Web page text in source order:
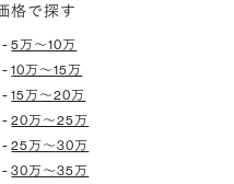
格で探す
-5万〜10万
-10万〜15万
-15万〜20万
-20万〜25万
-25万〜30万
-30万〜35万